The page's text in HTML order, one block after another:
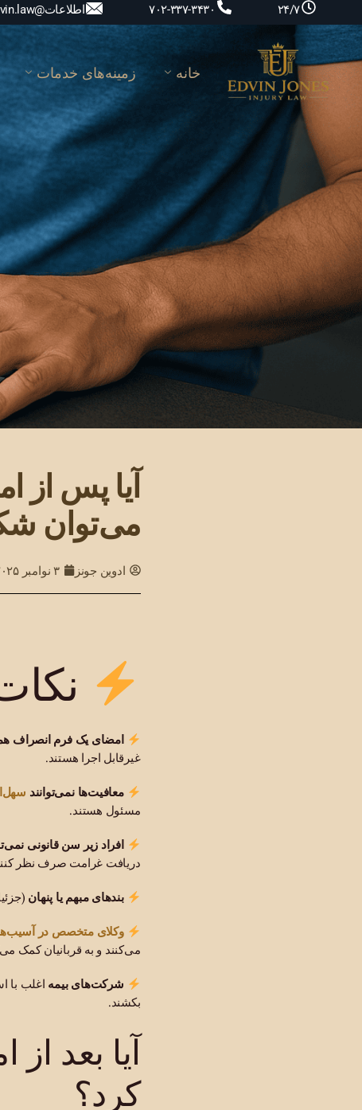
۲۴/۷ ۷۰۲-۳۳۷-۳۴۳۰ اطلاعات@edvin.law
خانه زمینه‌های خدمات
آیا پس از
می‌توان
ادوین جونز ۳ نوامبر ۲۰۲۵
امضای یک فرم انصراف
غیرقابل اجرا هستند.
معافیت‌ها نمی‌توانند
مسئول هستند.
افراد زیر سن قانونی
دریافت غرامت صرف نظر
بندهای مبهم یا پنهان
وکلای متخصص در
می‌کنند و به قربانیان کمک
شرکت‌های بیمه اغلب با
بکشند.
آیا بعد
کرد؟